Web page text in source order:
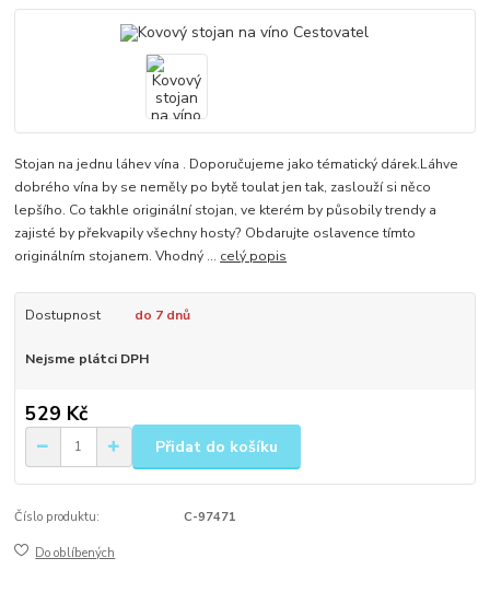
Stojan na jednu láhev vína . Doporučujeme jako tématický dárek.Láhve
dobrého vína by se neměly po bytě toulat jen tak, zaslouží si něco
lepšího. Co takhle originální stojan, ve kterém by působily trendy a
zajisté by překvapily všechny hosty? Obdarujte oslavence tímto
originálním stojanem. Vhodný ... celý popis
Dostupnost do 7 dnů
Nejsme plátci DPH
529 Kč
Přidat do košíku
Číslo produktu: C-97471
Do oblíbených